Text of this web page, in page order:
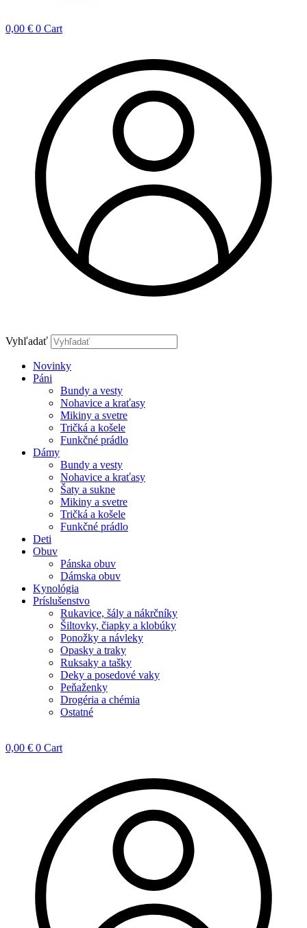
0,00 € 0 Cart
Vyhľadať
Novinky
Páni
Bundy a vesty
Nohavice a kraťasy
Mikiny a svetre
Tričká a košele
Funkčné prádlo
Dámy
Bundy a vesty
Nohavice a kraťasy
Šaty a sukne
Mikiny a svetre
Tričká a košele
Funkčné prádlo
Deti
Obuv
Pánska obuv
Dámska obuv
Kynológia
Príslušenstvo
Rukavice, šály a nákrčníky
Šiltovky, čiapky a klobúky
Ponožky a návleky
Opasky a traky
Ruksaky a tašky
Deky a posedové vaky
Peňaženky
Drogéria a chémia
Ostatné
0,00 € 0 Cart